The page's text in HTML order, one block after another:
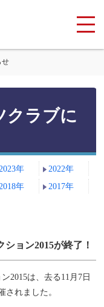
せ
クラブに
年
2022年
年 2017年
ョン2015が終了！
2015は、去る11月7日
されました。